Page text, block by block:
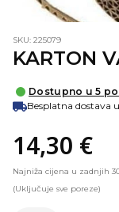
SKU: 225079
KARTON
Dostupno u 5
Besplatna dostava
14,30 €
Najniža cijena u zadnjih
(Uključuje sve poreze)